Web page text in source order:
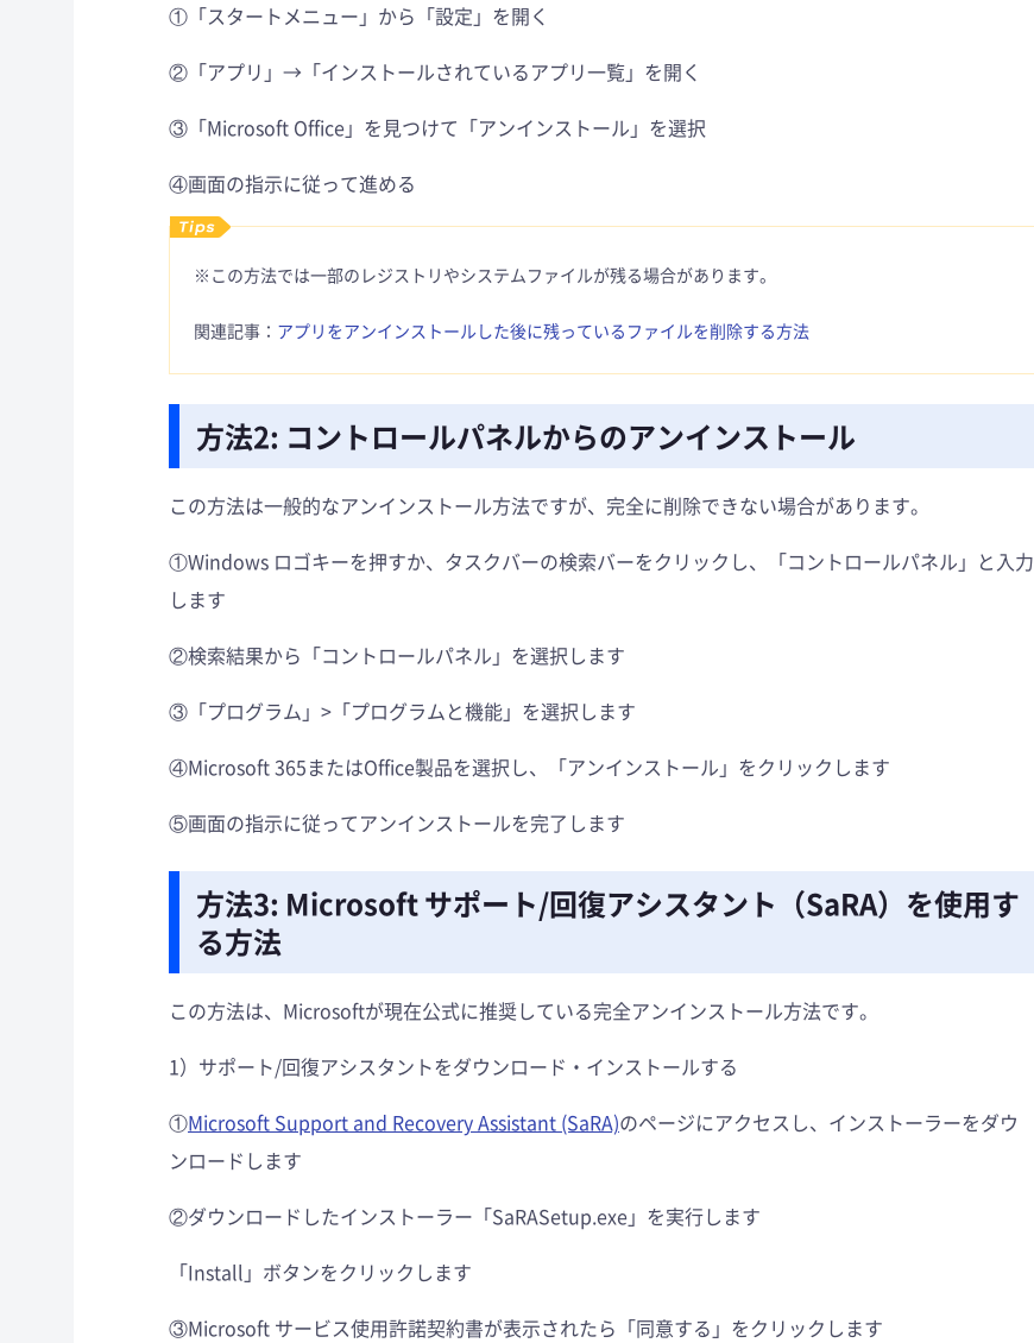
①「スタートメニュー」から「設定」を開く
②「アプリ」→「インストールされているアプリ一覧」を開く
③「Microsoft Office」を見つけて「アンインストール」を選択
④画面の指示に従って進める
※この方法では一部のレジストリやシステムファイルが残る場合があります。
関連記事： アプリをアンインストールした後に残っているファイルを削除する方法
方法2: コントロールパネルからのアンインストール
この方法は一般的なアンインストール方法ですが、完全に削除できない場合があります。
①Windows ロゴキーを押すか、タスクバーの検索バーをクリックし、「コントロールパネル」と入力
します
②検索結果から「コントロールパネル」を選択します
③「プログラム」>「プログラムと機能」を選択します
④Microsoft 365またはOffice製品を選択し、「アンインストール」をクリックします
⑤画面の指示に従ってアンインストールを完了します
方法3: Microsoft サポート/回復アシスタント（SaRA）を使用す
る方法
この方法は、Microsoftが現在公式に推奨している完全アンインストール方法です。
1）サポート/回復アシスタントをダウンロード・インストールする
①Microsoft Support and Recovery Assistant (SaRA)のページにアクセスし、インストーラーをダウ
ンロードします
②ダウンロードしたインストーラー「SaRASetup.exe」を実行します
「Install」ボタンをクリックします
③Microsoft サービス使用許諾契約書が表示されたら「同意する」をクリックします